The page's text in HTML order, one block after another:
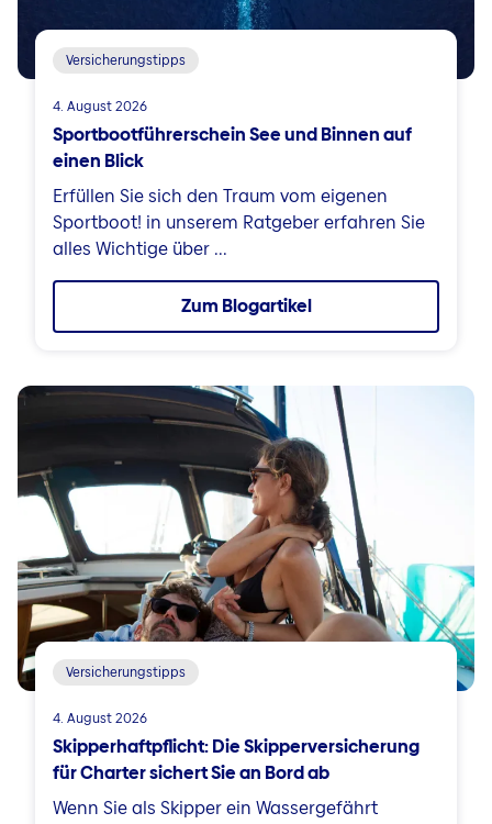
Versicherungstipps
4. August 2026
Sportbootführerschein See und Binnen auf
einen Blick
Erfüllen Sie sich den Traum vom eigenen
Sportboot! in unserem Ratgeber erfahren Sie
alles Wichtige über ...
Zum Blogartikel
Versicherungstipps
4. August 2026
Skipperhaftpflicht: Die Skipperversicherung
für Charter sichert Sie an Bord ab
Wenn Sie als Skipper ein Wassergefährt